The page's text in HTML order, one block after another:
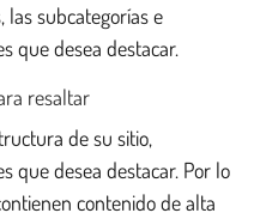
las subcategorías e
que desea destacar.
resaltar
de su sitio,
que desea destacar. Por lo
contenido de alta